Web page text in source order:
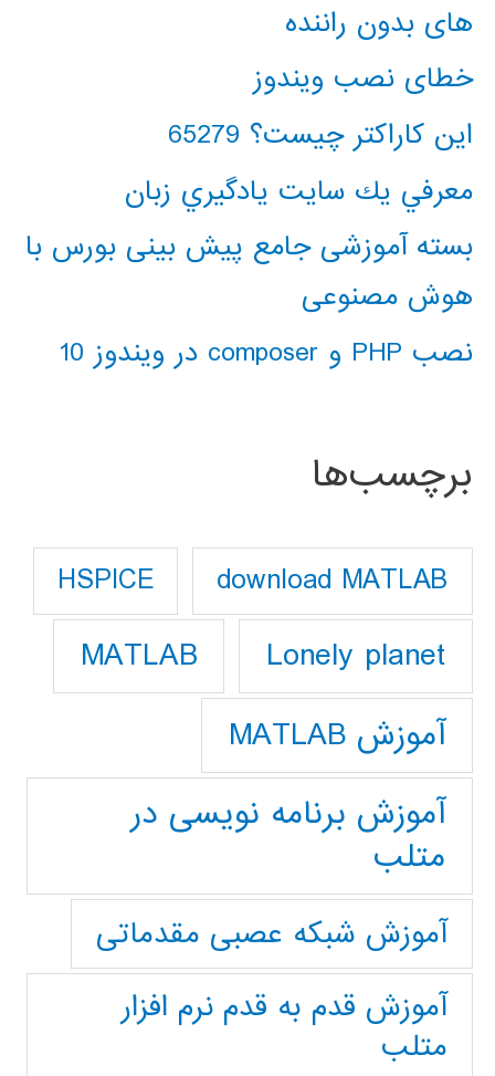
های بدون راننده
خطای نصب ویندوز
این کاراکتر چیست؟ 65279
معرفي يك سايت يادگيري زبان
بسته آموزشی جامع پیش بینی بورس با
هوش مصنوعی
نصب PHP و composer در ویندوز 10
برچسب‌ها
download MATLAB
HSPICE
Lonely planet
MATLAB
آموزش MATLAB
آموزش برنامه نویسی در
متلب
آموزش شبکه عصبی مقدماتی
آموزش قدم به قدم نرم افزار
متلب